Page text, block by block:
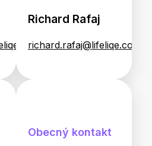
Richard Rafaj
richard.rafaj@lifeliqe.com
Obecný kontakt